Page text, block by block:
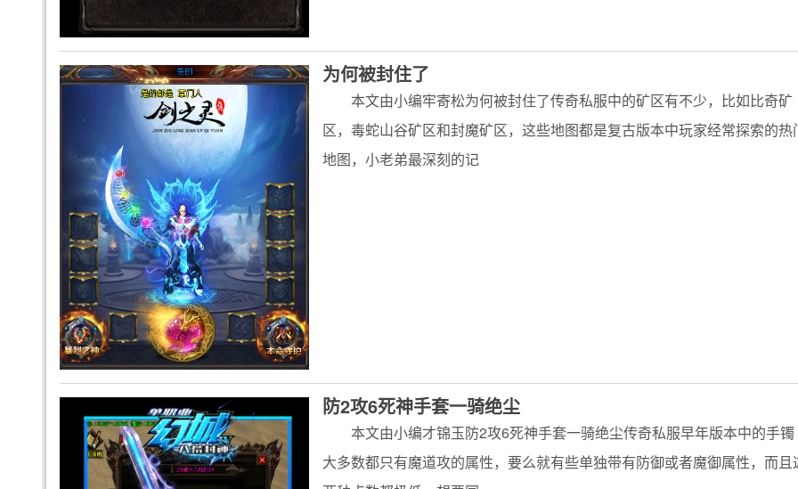
为何被封住了
本文由小编牢寄松为何被封住了传奇私服中的矿区有不少，比如比奇矿
区，毒蛇山谷矿区和封魔矿区，这些地图都是复古版本中玩家经常探索的热
地图，小老弟最深刻的记
防2攻6死神手套一骑绝尘
本文由小编才锦玉防2攻6死神手套一骑绝尘传奇私服早年版本中的手镯
大多数都只有魔道攻的属性，要么就有些单独带有防御或者魔御属性，而且